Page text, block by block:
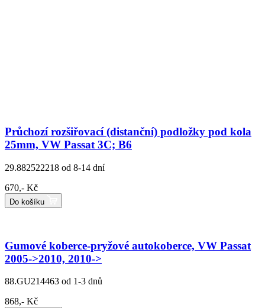
Průchozí rozšiřovací (distanční) podložky pod kola
25mm, VW Passat 3C; B6
29.882522218 od 8-14 dní
670,- Kč
Do košíku
Gumové koberce-pryžové autokoberce, VW Passat
2005->2010, 2010->
88.GU214463 od 1-3 dnů
868,- Kč